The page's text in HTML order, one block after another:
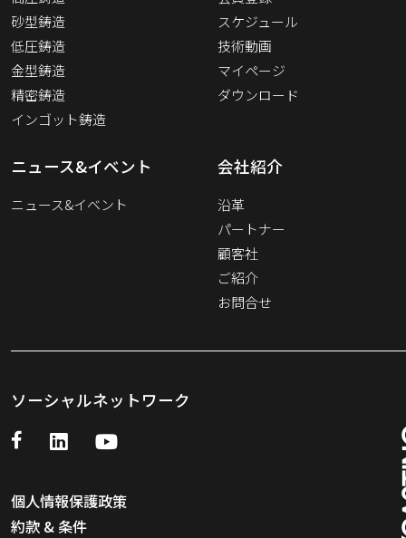
砂型鋳造
低圧鋳造
金型鋳造
精密鋳造
インゴット鋳造
スケジュール
技術動画
マイページ
ダウンロード
ニュース&イベント
ニュース&イベント
会社紹介
沿革
パートナー
顧客社
ご紹介
お問合せ
ソーシャルネットワーク
個人情報保護政策
約款 & 条件